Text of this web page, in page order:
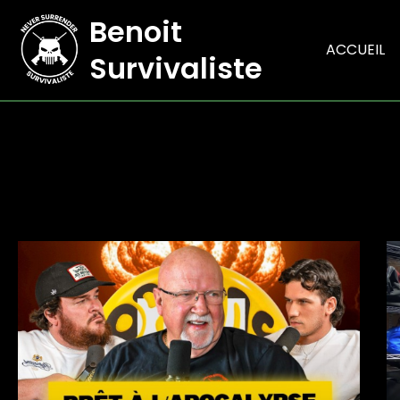
contenu
Benoit
Survivaliste
ACCUEIL